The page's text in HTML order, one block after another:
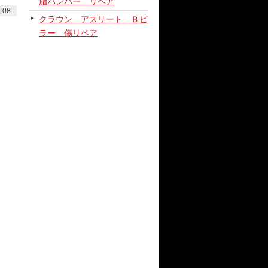
クラウン アスリート Ｂピ
ラー 傷リペア